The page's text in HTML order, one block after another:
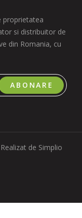
proprietatea
si distribuitor de
din Romania, cu
ABONARE
de Simplio